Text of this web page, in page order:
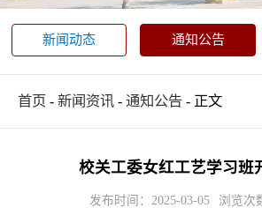
新闻动态 通知公告
首页 - 新闻资讯 - 通知公告 - 正文
校关工委女红工艺学习班
发布时间：2025-03-05 浏览次